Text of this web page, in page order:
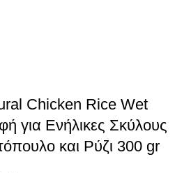
Chicken Rice Wet
για Ενήλικες Σκύλους
και Ρύζι 300 gr